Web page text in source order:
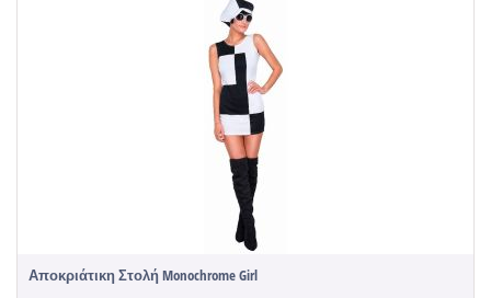
Αποκριάτικη Στολή Monochrome Girl